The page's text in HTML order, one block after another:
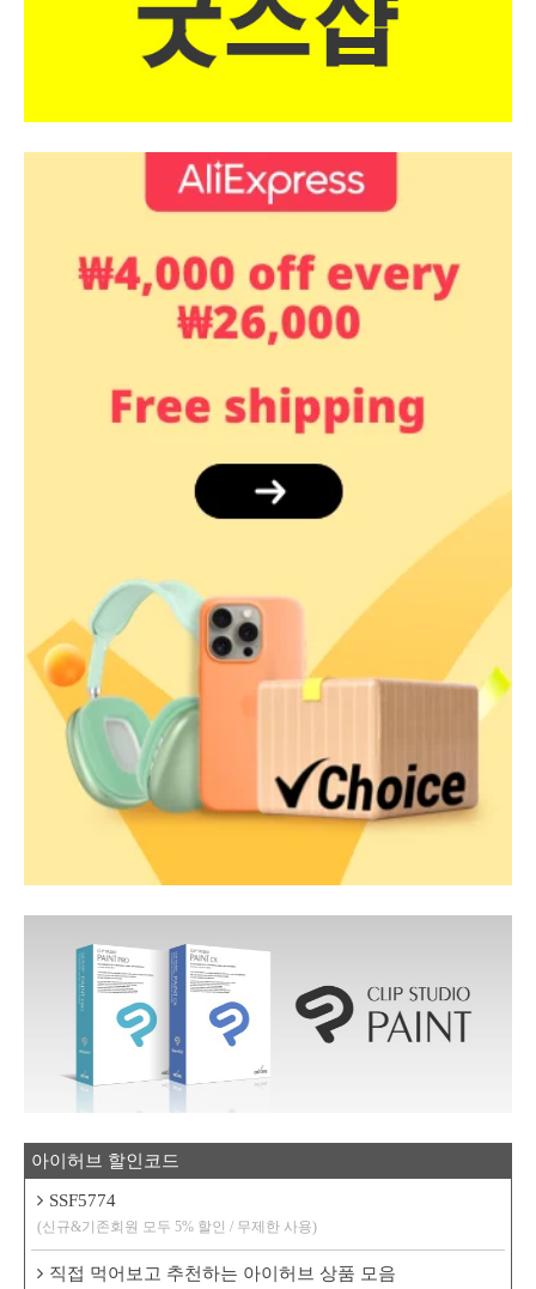
아이허브 할인코드
SSF5774
(신규&기존회원 모두 5% 할인 / 무제한 사용)
직접 먹어보고 추천하는 아이허브 상품 모음